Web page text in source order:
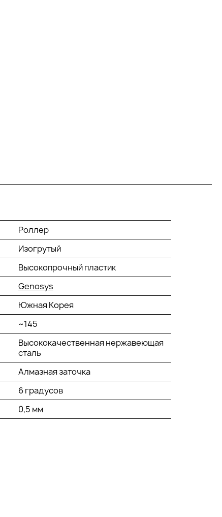
Роллер
Изогрутый
Высокопрочный пластик
Genosys
Южная Корея
~145
Высококачественная нержавеющая
сталь
Алмазная заточка
6 градусов
0,5 мм